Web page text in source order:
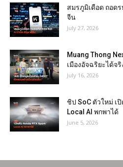
สมรภูมิเดือด ถอด
จีน
July 27, 2026
Muang Thong
เมืองอัจฉริยะได้จริ
July 16, 2026
ชิป SoC ตัวใหม่ เ
Local AI พกพาได้
June 5, 2026